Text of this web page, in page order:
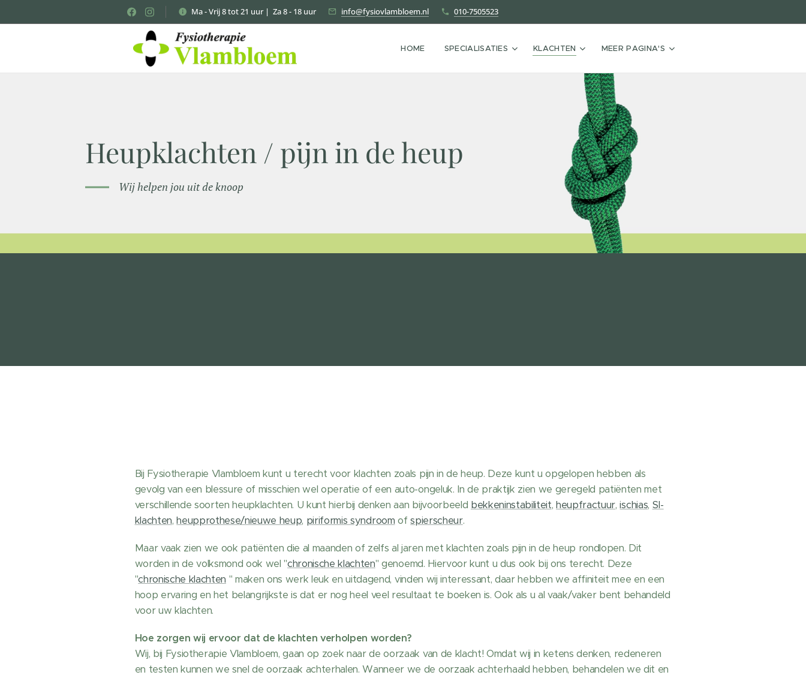
Ma - Vrij 8 tot 21 uur | Za 8 - 18 uur info@fysiovlambloem.nl 010-7505523
HOME SPECIALISATIES KLACHTEN MEER PAGINA'S
Heupklachten / pijn in de heup
Wij helpen jou uit de knoop
Bij Fysiotherapie Vlambloem kunt u terecht voor klachten zoals pijn in de heup. Deze kunt u opgelopen hebben als
gevolg van een blessure of misschien wel operatie of een auto-ongeluk. In de praktijk zien we geregeld patiënten met
verschillende soorten heupklachten. U kunt hierbij denken aan bijvoorbeeld bekkeninstabiliteit,heupfractuur,ischias, SI-
klachten,heupprothese/nieuwe heup, piriformis syndroom ofspierscheur.
Maar vaak zien we ook patiënten die al maanden of zelfs al jaren met klachten zoals pijn in de heup rondlopen. Dit
worden in de volksmond ook wel "chronische klachten" genoemd. Hiervoor kunt u dus ook bij ons terecht. Deze
"chronische klachten " maken ons werk leuk en uitdagend, vinden wij interessant, daar hebben we affiniteit mee en een
hoop ervaring en het belangrijkste is dat er nog heel veel resultaat te boeken is. Ook als u al vaak/vaker bent behandeld
voor uw klachten.
Hoe zorgen wij ervoor dat de klachten verholpen worden?
Wij, bij Fysiotherapie Vlambloem, gaan op zoek naar de oorzaak van de klacht! Omdat wij in ketens denken, redeneren
en testen kunnen we snel de oorzaak achterhalen. Wanneer we de oorzaak achterhaald hebben, behandelen we dit en